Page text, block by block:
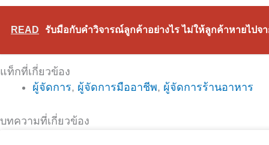
READ รับมือกับคำวิจารณ์ลูกค้าอย่างไร ไม่ให้ลูกค้าหายไปจ
แท็กที่เกี่ยวข้อง
ผู้จัดการ, ผู้จัดการมืออาชีพ, ผู้จัดการร้านอาหาร
บทความที่เกี่ยวข้อง